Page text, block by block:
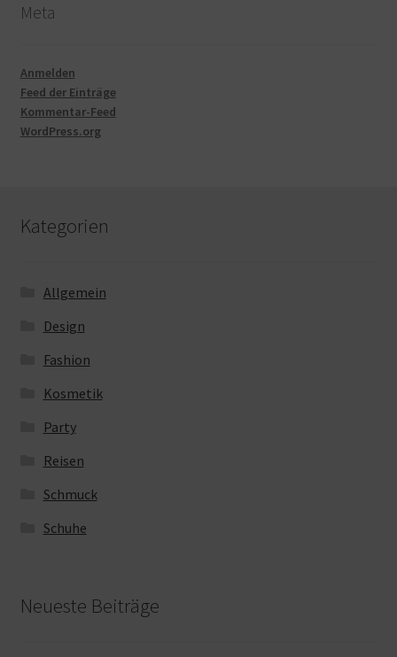
Meta
Anmelden
Feed der Einträge
Kommentar-Feed
WordPress.org
Kategorien
Allgemein
Design
Fashion
Kosmetik
Party
Reisen
Schmuck
Schuhe
Neueste Beiträge